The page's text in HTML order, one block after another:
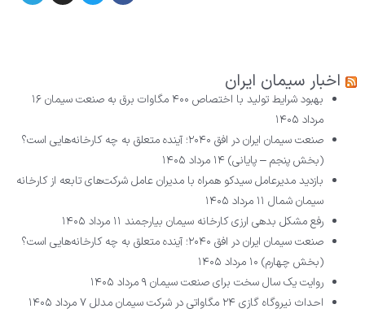
اخبار سیمان ایران
بهبود شرایط تولید با اختصاص ۴۰۰ مگاوات برق به صنعت سیمان
۱۶
مرداد ۱۴۰۵
صنعت سیمان ایران در افق ۲۰۴۰؛ آینده متعلق به چه کارخانه‌هایی است؟
(بخش پنجم – پایانی) ۱۴ مرداد ۱۴۰۵
بازدید مدیرعامل سیدکو همراه با مدیران عامل شرکت‌های تابعه از کارخانه
سیمان شمال ۱۱ مرداد ۱۴۰۵
رفع مشکل بدهی ارزی کارخانه سیمان بیارجمند ۱۱ مرداد ۱۴۰۵
صنعت سیمان ایران در افق ۲۰۴۰؛ آینده متعلق به چه کارخانه‌هایی است؟
(بخش چهارم) ۱۰ مرداد ۱۴۰۵
روایت یک سال سخت برای صنعت سیمان۹ مرداد ۱۴۰۵
احداث نیروگاه گازی ۲۴ مگاواتی در شرکت سیمان مدلل
۷ مرداد ۱۴۰۵